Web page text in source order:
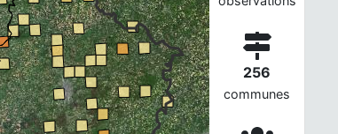
256
communes